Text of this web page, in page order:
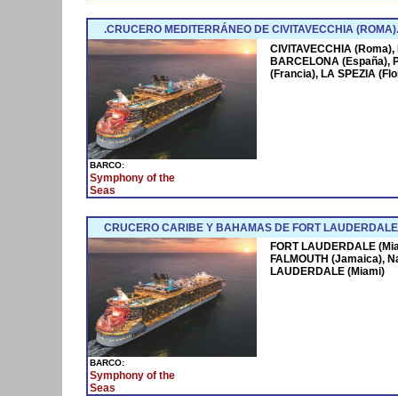
.CRUCERO MEDITERRÁNEO DE CIVITAVECCHIA (ROMA).
BARCO:
Symphony of the
Seas
CIVITAVECCHIA
BARCELONA (España),
(Francia), LA SPEZIA
CRUCERO CARIBE Y BAHAMAS DE FORT
BARCO:
Symphony of the
Seas
FORT LAUDERDALE
FALMOUTH (Jamaica),
LAUDERDALE (Miami)